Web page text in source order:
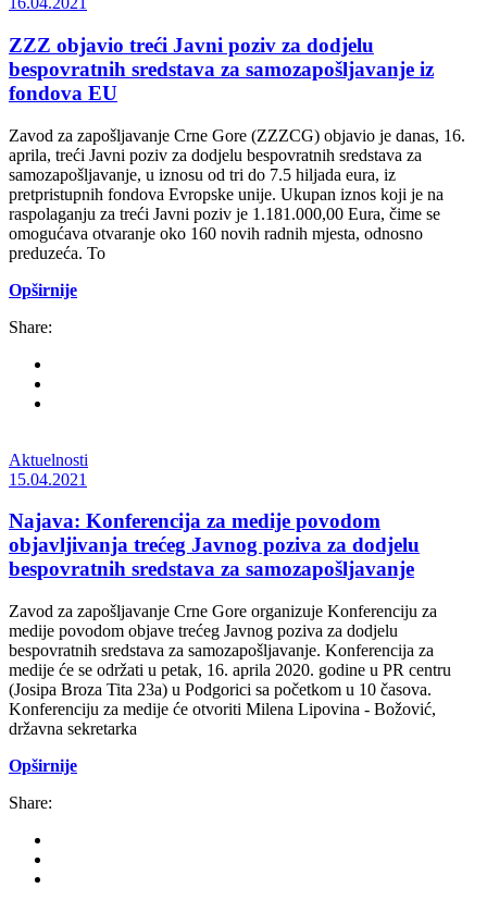
ZZZ objavio treći Javni poziv za dodjelu
bespovratnih sredstava za samozapošljavanje iz
fondova EU
Zavod za zapošljavanje Crne Gore (ZZZCG) objavio je danas, 16.
aprila, treći Javni poziv za dodjelu bespovratnih sredstava za
samozapošljavanje, u iznosu od tri do 7.5 hiljada eura, iz
pretpristupnih fondova Evropske unije. Ukupan iznos koji je na
raspolaganju za treći Javni poziv je 1.181.000,00 Eura, čime se
omogućava otvaranje oko 160 novih radnih mjesta, odnosno
preduzeća. To
Opširnije
Share:
Aktuelnosti
15.04.2021
Najava: Konferencija za medije povodom
objavljivanja trećeg Javnog poziva za dodjelu
bespovratnih sredstava za samozapošljavanje
Zavod za zapošljavanje Crne Gore organizuje Konferenciju za
medije povodom objave trećeg Javnog poziva za dodjelu
bespovratnih sredstava za samozapošljavanje. Konferencija za
medije će se održati u petak, 16. aprila 2020. godine u PR centru
(Josipa Broza Tita 23a) u Podgorici sa početkom u 10 časova.
Konferenciju za medije će otvoriti Milena Lipovina - Božović,
državna sekretarka
Opširnije
Share: